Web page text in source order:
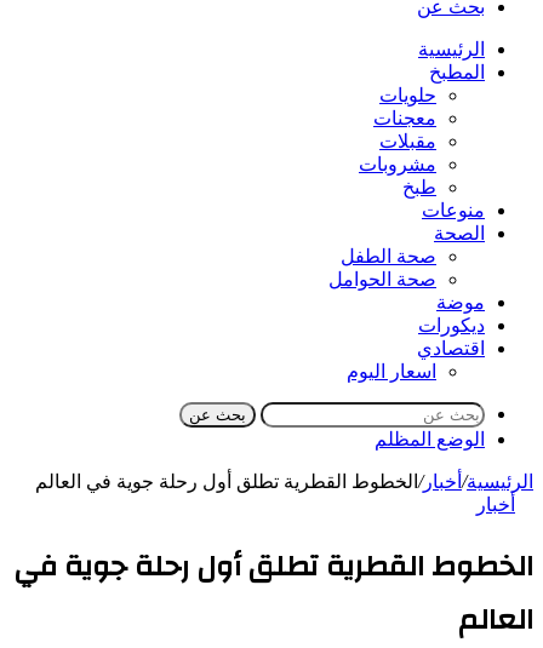
بحث عن
الرئيسية
المطبخ
حلويات
معجنات
مقبلات
مشروبات
طبخ
منوعات
الصحة
صحة الطفل
صحة الحوامل
موضة
ديكورات
اقتصادي
اسعار اليوم
بحث عن
الوضع المظلم
الرئيسية/ أخبار/ الخطوط القطرية تطلق أول رحلة جوية في العالم
أخبار
الخطوط القطرية تطلق أول رحلة جوية في
العالم